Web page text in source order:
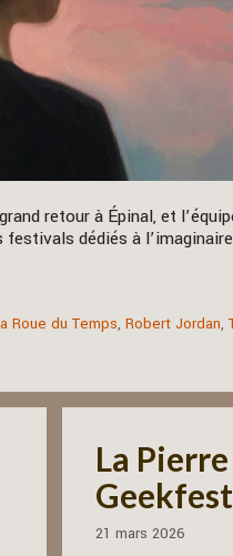
retour à Épinal, et
dédiés à
Roue du Temps,Robert Jordan,
La
21 mars 2026